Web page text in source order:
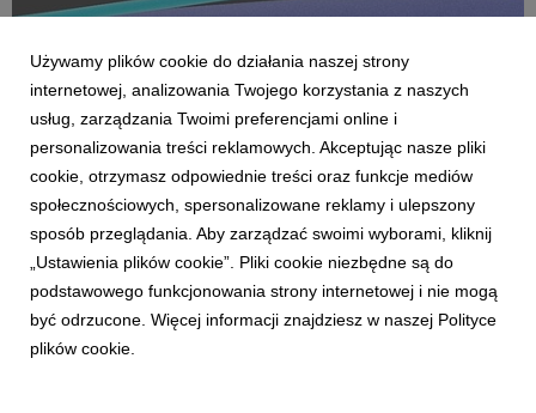
AKTUALNOŚCI
Dentsu wzmacnia kompetencje Business
Transformation w Polsce
27 kwietnia 2026
Dentsu rozwija w Polsce kompetencje Business
Transformation (BX), wzmacniając swoją pozycję w obszarze
transformacji biznesowej w erze AI. Zespół BX, którym
Używamy plików cookie do działania naszej strony
internetowej, analizowania Twojego korzystania z naszych
usług, zarządzania Twoimi preferencjami online i
personalizowania treści reklamowych. Akceptując nasze pliki
cookie, otrzymasz odpowiednie treści oraz funkcje mediów
społecznościowych, spersonalizowane reklamy i ulepszony
sposób przeglądania. Aby zarządzać swoimi wyborami, kliknij
„Ustawienia plików cookie”. Pliki cookie niezbędne są do
podstawowego funkcjonowania strony internetowej i nie mogą
być odrzucone. Więcej informacji znajdziesz w naszej Polityce
plików cookie.